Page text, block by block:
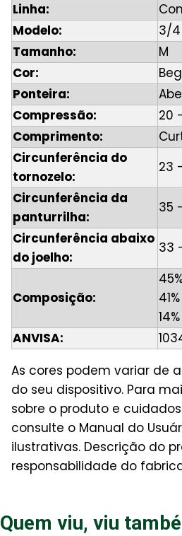
Linha:
Modelo:
3/4
Tamanho:
M
Cor:
Ponteira:
Compressão:
20
Comprimento:
Circunferência do
tornozelo:
23
Circunferência da
panturrilha:
35
Circunferência abaixo
do joelho:
33
Composição:
ANVISA:
As cores podem variar de
do seu dispositivo. Para
sobre o produto e
consulte o Manual do
ilustrativas. Descrição do
responsabilidade do
Quem viu, viu